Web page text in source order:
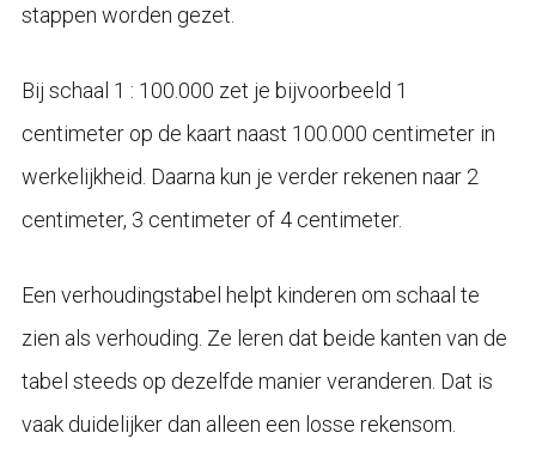
stappen worden gezet.
Bij schaal 1 : 100.000 zet je bijvoorbeeld 1
centimeter op de kaart naast 100.000 centimeter in
werkelijkheid. Daarna kun je verder rekenen naar 2
centimeter, 3 centimeter of 4 centimeter.
Een verhoudingstabel helpt kinderen om schaal te
zien als verhouding. Ze leren dat beide kanten van de
tabel steeds op dezelfde manier veranderen. Dat is
vaak duidelijker dan alleen een losse rekensom.